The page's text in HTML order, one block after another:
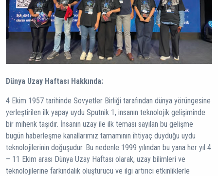
Dünya Uzay Haftası Hakkında:
4 Ekim 1957 tarihinde Sovyetler Birliği tarafından dünya yörüngesine
yerleştirilen ilk yapay uydu Sputnik 1, insanın teknolojik gelişiminde
bir mihenk taşıdır. İnsanın uzay ile ilk teması sayılan bu gelişme
bugün haberleşme kanallarımız tamamının ihtiyaç duyduğu uydu
teknolojilerinin doğuşudur. Bu nedenle 1999 yılından bu yana her yıl 4
– 11 Ekim arası Dünya Uzay Haftası olarak, uzay bilimleri ve
teknolojilerine farkındalık oluşturucu ve ilgi artırıcı etkinliklerle